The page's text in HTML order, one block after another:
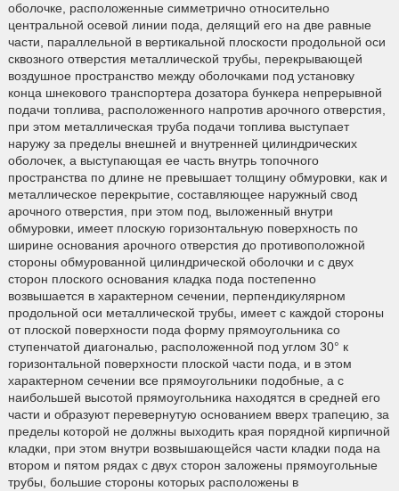
оболочке, расположенные симметрично относительно
центральной осевой линии пода, делящий его на две равные
части, параллельной в вертикальной плоскости продольной оси
сквозного отверстия металлической трубы, перекрывающей
воздушное пространство между оболочками под установку
конца шнекового транспортера дозатора бункера непрерывной
подачи топлива, расположенного напротив арочного отверстия,
при этом металлическая труба подачи топлива выступает
наружу за пределы внешней и внутренней цилиндрических
оболочек, а выступающая ее часть внутрь топочного
пространства по длине не превышает толщину обмуровки, как и
металлическое перекрытие, составляющее наружный свод
арочного отверстия, при этом под, выложенный внутри
обмуровки, имеет плоскую горизонтальную поверхность по
ширине основания арочного отверстия до противоположной
стороны обмурованной цилиндрической оболочки и с двух
сторон плоского основания кладка пода постепенно
возвышается в характерном сечении, перпендикулярном
продольной оси металлической трубы, имеет с каждой стороны
от плоской поверхности пода форму прямоугольника со
ступенчатой диагональю, расположенной под углом 30° к
горизонтальной поверхности плоской части пода, и в этом
характерном сечении все прямоугольники подобные, а с
наибольшей высотой прямоугольника находятся в средней его
части и образуют перевернутую основанием вверх трапецию, за
пределы которой не должны выходить края порядной кирпичной
кладки, при этом внутри возвышающейся части кладки пода на
втором и пятом рядах с двух сторон заложены прямоугольные
трубы, большие стороны которых расположены в